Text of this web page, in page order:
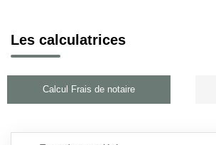
Les calculatrices
Calcul Frais de notaire